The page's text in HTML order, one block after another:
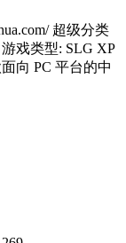
超级分类
戏类型: SLG XP
向 PC 平台的中